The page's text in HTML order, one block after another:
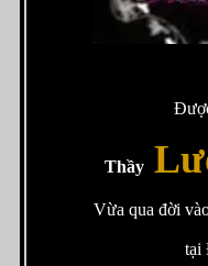
Thầy
Vừa qua đời
tại